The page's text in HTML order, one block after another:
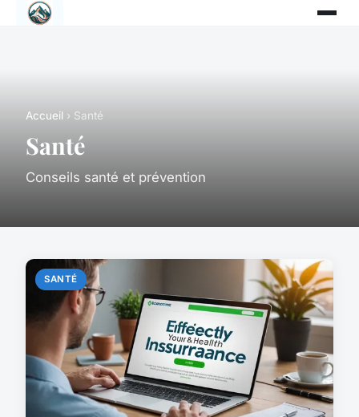
Accueil › Santé
Santé
Conseils santé et prévention
SANTÉ